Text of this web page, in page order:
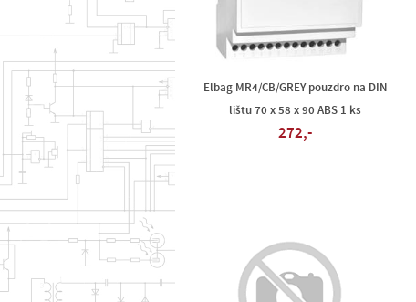
Elbag MR4/CB/GREY pouzdro na DIN
lištu 70 x 58 x 90 ABS 1 ks
272,-